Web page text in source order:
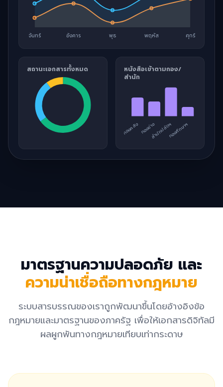
สถานะเอกสารทั้งหมด
หนังสือเข้าตามกอง/
สำนัก
มาตรฐานความปลอดภัย และ
ความน่าเชื่อถือทางกฎหมาย
ระบบสารบรรณของเราถูกพัฒนาขึ้นโดยอ้างอิงข้อ
กฎหมายและมาตรฐานของภาครัฐ เพื่อให้เอกสารดิจิทัลมี
ผลผูกพันทางกฎหมายเทียบเท่ากระดาษ